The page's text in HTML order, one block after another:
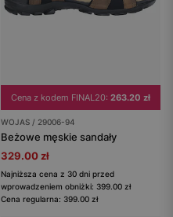
Cena z kodem FINAL20: 263.20 zł
WOJAS / 29006-94
Beżowe męskie sandały
329.00 zł
Najniższa cena z 30 dni przed
wprowadzeniem obniżki: 399.00 zł
Cena regularna: 399.00 zł